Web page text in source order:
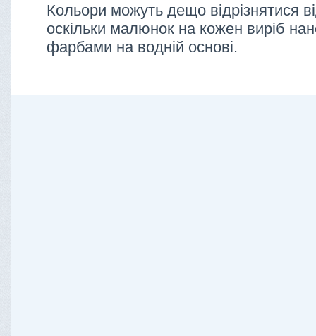
Кольори можуть дещо відрізнятися
оскільки малюнок на кожен виріб
фарбами на водній основі.